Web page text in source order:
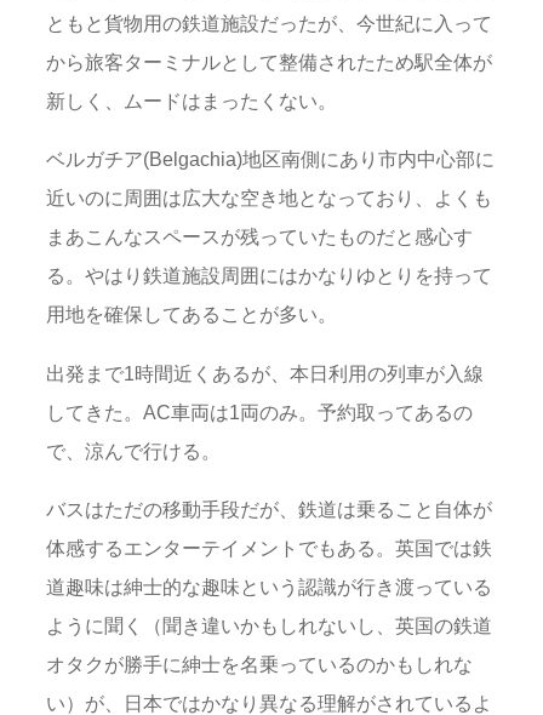
ともと貨物用の鉄道施設だったが、今世紀に入って
から旅客ターミナルとして整備されたため駅全体が
新しく、ムードはまったくない。
ベルガチア(Belgachia)地区南側にあり市内中心部に
近いのに周囲は広大な空き地となっており、よくも
まあこんなスペースが残っていたものだと感心す
る。やはり鉄道施設周囲にはかなりゆとりを持って
用地を確保してあることが多い。
出発まで1時間近くあるが、本日利用の列車が入線
してきた。AC車両は1両のみ。予約取ってあるの
で、涼んで行ける。
バスはただの移動手段だが、鉄道は乗ること自体が
体感するエンターテイメントでもある。英国では鉄
道趣味は紳士的な趣味という認識が行き渡っている
ように聞く（聞き違いかもしれないし、英国の鉄道
オタクが勝手に紳士を名乗っているのかもしれな
い）が、日本ではかなり異なる理解がされているよ